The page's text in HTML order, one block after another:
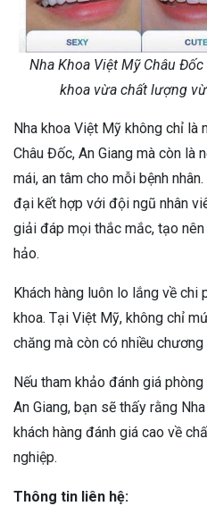
Nha Khoa Việt Mỹ Châu
khoa vừa chất lượng
Nha khoa Việt Mỹ không chỉ là
Châu Đốc, An Giang mà còn là
mái, an tâm cho mỗi bệnh
đại kết hợp với đội ngũ nhân
giải đáp mọi thắc mắc, tạo
hảo.
Khách hàng luôn lo lắng về
khoa. Tại Việt Mỹ, không chỉ
chăng mà còn có nhiều
Nếu tham khảo đánh giá
An Giang, bạn sẽ thấy rằng
khách hàng đánh giá cao về
nghiệp.
Thông tin liên hệ: